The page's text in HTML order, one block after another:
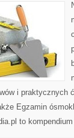
i praktycznych
Egzamin
to